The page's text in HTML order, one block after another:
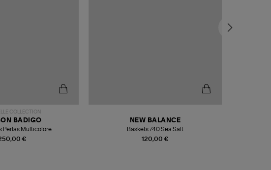
COLLECTION
€
BADIGO
Perlas Multicolore
120,00 €
NEW BALANCE
Baskets 740 Sea Salt